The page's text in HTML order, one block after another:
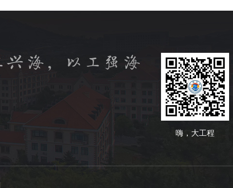
嗨，大工程